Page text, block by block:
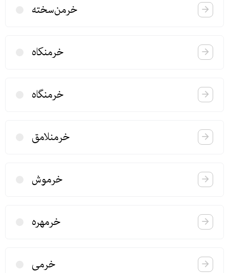
خرمن‌سخته
خرمنكاه
خرمنگاه
خرمنلامق
خرموش
خرمهره
خرمی